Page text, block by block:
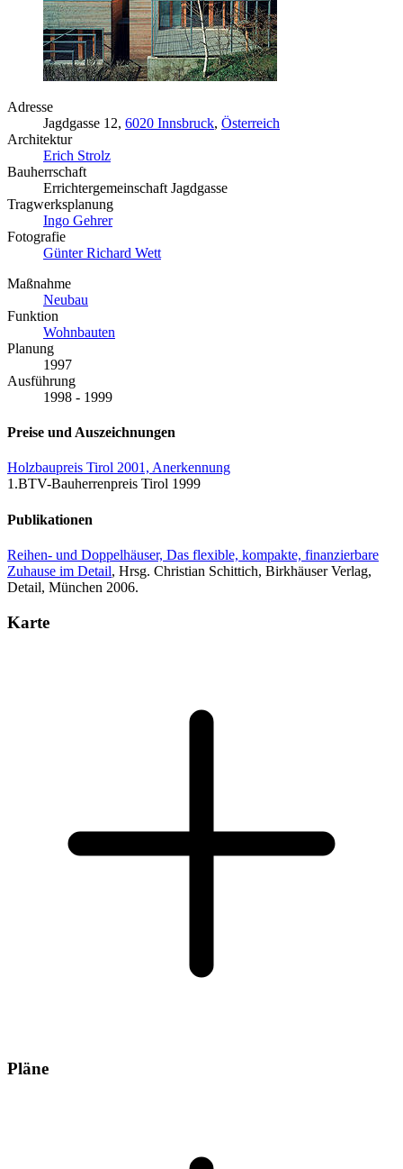
Adresse
Jagdgasse 12, 6020 Innsbruck, Österreich
Architektur
Erich Strolz
Bauherrschaft
Errichtergemeinschaft Jagdgasse
Tragwerksplanung
Ingo Gehrer
Fotografie
Günter Richard Wett
Maßnahme
Neubau
Funktion
Wohnbauten
Planung
1997
Ausführung
1998 - 1999
Preise und Auszeichnungen
Holzbaupreis Tirol 2001, Anerkennung
1.BTV-Bauherrenpreis Tirol 1999
Publikationen
Reihen- und Doppelhäuser, Das flexible, kompakte, finanzierbare
Zuhause im Detail, Hrsg. Christian Schittich, Birkhäuser Verlag,
Detail, München 2006.
Karte
Pläne